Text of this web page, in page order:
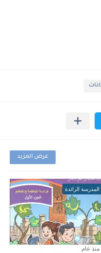
عرض المزيد
المدرسة الرائدة
منذ عام